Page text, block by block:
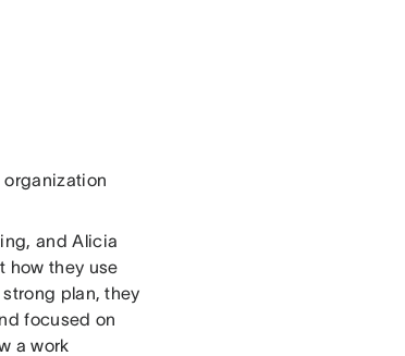
organization
and Alicia
how they use
plan, they
focused on
a work